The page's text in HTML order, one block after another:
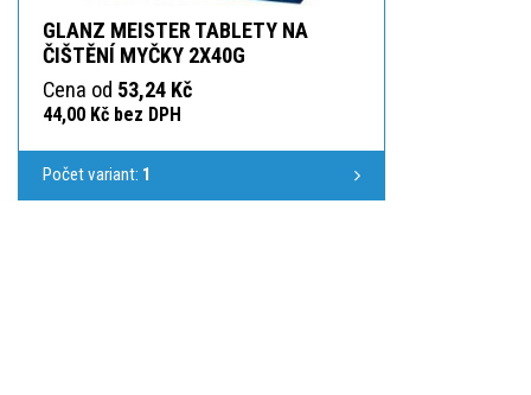
GLANZ MEISTER TABLETY NA
ČIŠTĚNÍ MYČKY 2X40G
Cena od 53,24 Kč
44,00 Kč bez DPH
Počet variant: 1